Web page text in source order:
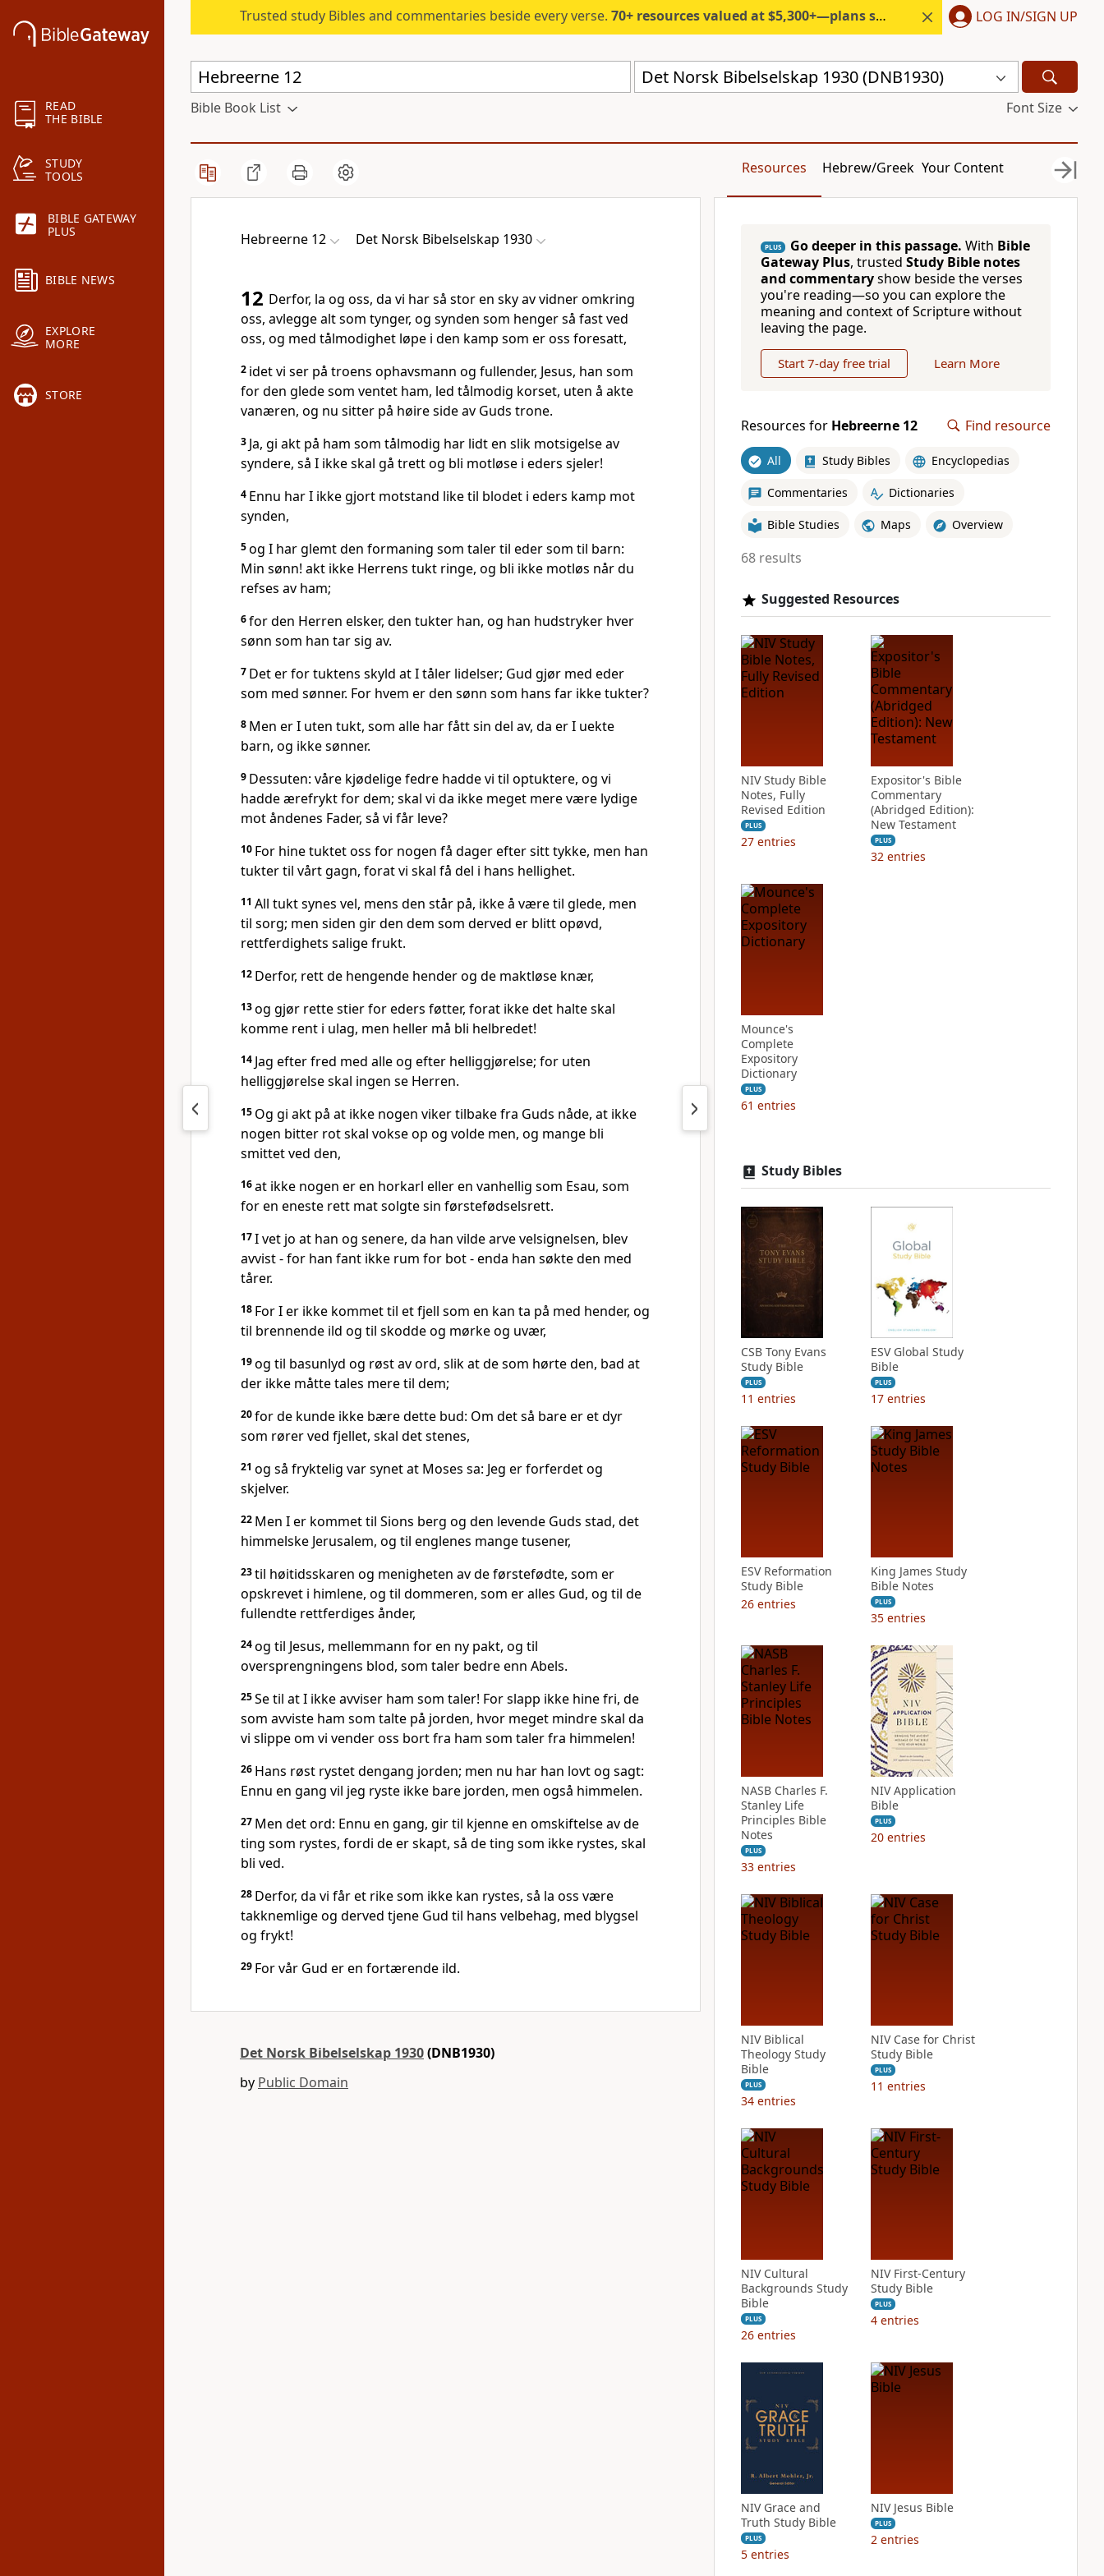
READ
THE BIBLE
STUDY
TOOLS
BIBLE GATEWAY
PLUS
BIBLE NEWS
EXPLORE
MORE
STORE
Trusted study Bibles and commentaries beside every verse. 70+ resources valued at $5,300+—plans start under $6/month. LOG IN/SIGN UP
Det Norsk Bibelselskap 1930 (DNB1930)
Bible Book List Font Size
Resources Hebrew/Greek Your Content
Hebreerne 12 Det Norsk Bibelselskap 1930
12 Derfor, la og oss, da vi har så stor en sky av vidner omkring
oss, avlegge alt som tynger, og synden som henger så fast ved
oss, og med tålmodighet løpe i den kamp som er oss foresatt,
2 idet vi ser på troens ophavsmann og fullender, Jesus, han som
for den glede som ventet ham, led tålmodig korset, uten å akte
vanæren, og nu sitter på høire side av Guds trone.
3 Ja, gi akt på ham som tålmodig har lidt en slik motsigelse av
syndere, så I ikke skal gå trett og bli motløse i eders sjeler!
4 Ennu har I ikke gjort motstand like til blodet i eders kamp mot
synden,
5og I har glemt den formaning som taler til eder som til barn:
Min sønn! akt ikke Herrens tukt ringe, og bli ikke motløs når du
refses av ham;
6for den Herren elsker, den tukter han, og han hudstryker hver
sønn som han tar sig av.
7 Det er for tuktens skyld at I tåler lidelser; Gud gjør med eder
som med sønner. For hvem er den sønn som hans far ikke tukter?
8 Men er I uten tukt, som alle har fått sin del av, da er I uekte
barn, og ikke sønner.
9 Dessuten: våre kjødelige fedre hadde vi til optuktere, og vi
hadde ærefrykt for dem; skal vi da ikke meget mere være lydige
mot åndenes Fader, så vi får leve?
10 For hine tuktet oss for nogen få dager efter sitt tykke, men han
tukter til vårt gagn, forat vi skal få del i hans hellighet.
11 All tukt synes vel, mens den står på, ikke å være til glede, men
til sorg; men siden gir den dem som derved er blitt opøvd,
rettferdighets salige frukt.
12 Derfor, rett de hengende hender og de maktløse knær,
13og gjør rette stier for eders føtter, forat ikke det halte skal
komme rent i ulag, men heller må bli helbredet!
14 Jag efter fred med alle og efter helliggjørelse; for uten
helliggjørelse skal ingen se Herren.
15 Og gi akt på at ikke nogen viker tilbake fra Guds nåde, at ikke
nogen bitter rot skal vokse op og volde men, og mange bli
smittet ved den,
16at ikke nogen er en horkarl eller en vanhellig som Esau, som
for en eneste rett mat solgte sin førstefødselsrett.
17I vet jo at han og senere, da han vilde arve velsignelsen, blev
avvist - for han fant ikke rum for bot - enda han søkte den med
tårer.
18 For I er ikke kommet til et fjell som en kan ta på med hender, og
til brennende ild og til skodde og mørke og uvær,
19og til basunlyd og røst av ord, slik at de som hørte den, bad at
der ikke måtte tales mere til dem;
20for de kunde ikke bære dette bud: Om det så bare er et dyr
som rører ved fjellet, skal det stenes,
21 og så fryktelig var synet at Moses sa: Jeg er forferdet og
skjelver.
22 Men I er kommet til Sions berg og den levende Guds stad, det
himmelske Jerusalem, og til englenes mange tusener,
23til høitidsskaren og menigheten av de førstefødte, som er
opskrevet i himlene, og til dommeren, som er alles Gud, og til de
fullendte rettferdiges ånder,
24og til Jesus, mellemmann for en ny pakt, og til
oversprengningens blod, som taler bedre enn Abels.
25Se til at I ikke avviser ham som taler! For slapp ikke hine fri, de
som avviste ham som talte på jorden, hvor meget mindre skal da
vi slippe om vi vender oss bort fra ham som taler fra himmelen!
26 Hans røst rystet dengang jorden; men nu har han lovt og sagt:
Ennu en gang vil jeg ryste ikke bare jorden, men også himmelen.
27 Men det ord: Ennu en gang, gir til kjenne en omskiftelse av de
ting som rystes, fordi de er skapt, så de ting som ikke rystes, skal
bli ved.
28 Derfor, da vi får et rike som ikke kan rystes, så la oss være
takknemlige og derved tjene Gud til hans velbehag, med blygsel
og frykt!
29 For vår Gud er en fortærende ild.
Det Norsk Bibelselskap 1930(DNB1930)
by Public Domain
PLUS Go deeper in this passage. With Bible
Gateway Plus, trusted Study Bible notes
and commentaryshow beside the verses
you're reading—so you can explore the
meaning and context of Scripture without
leaving the page.
Start 7-day free trial Learn More
Resources for Hebreerne 12 Find resource
All Study Bibles Encyclopedias
Commentaries Dictionaries
Bible Studies Maps Overview
68 results
Suggested Resources
NIV Study Bible
Notes, Fully
Revised Edition
PLUS
27 entries
Expositor's Bible
Commentary
(Abridged Edition):
New Testament
PLUS
32 entries
Mounce's
Complete
Expository
Dictionary
PLUS
61 entries
Study Bibles
CSB Tony Evans
Study Bible
PLUS
11 entries
ESV Global Study
Bible
PLUS
17 entries
ESV Reformation
Study Bible
26 entries
King James Study
Bible Notes
PLUS
35 entries
NASB Charles F.
Stanley Life
Principles Bible
Notes
PLUS
33 entries
NIV Application
Bible
PLUS
20 entries
NIV Biblical
Theology Study
Bible
PLUS
34 entries
NIV Case for Christ
Study Bible
PLUS
11 entries
NIV Cultural
Backgrounds Study
Bible
PLUS
26 entries
NIV First-Century
Study Bible
PLUS
4 entries
NIV Grace and
Truth Study Bible
PLUS
5 entries
NIV Jesus Bible
PLUS
2 entries